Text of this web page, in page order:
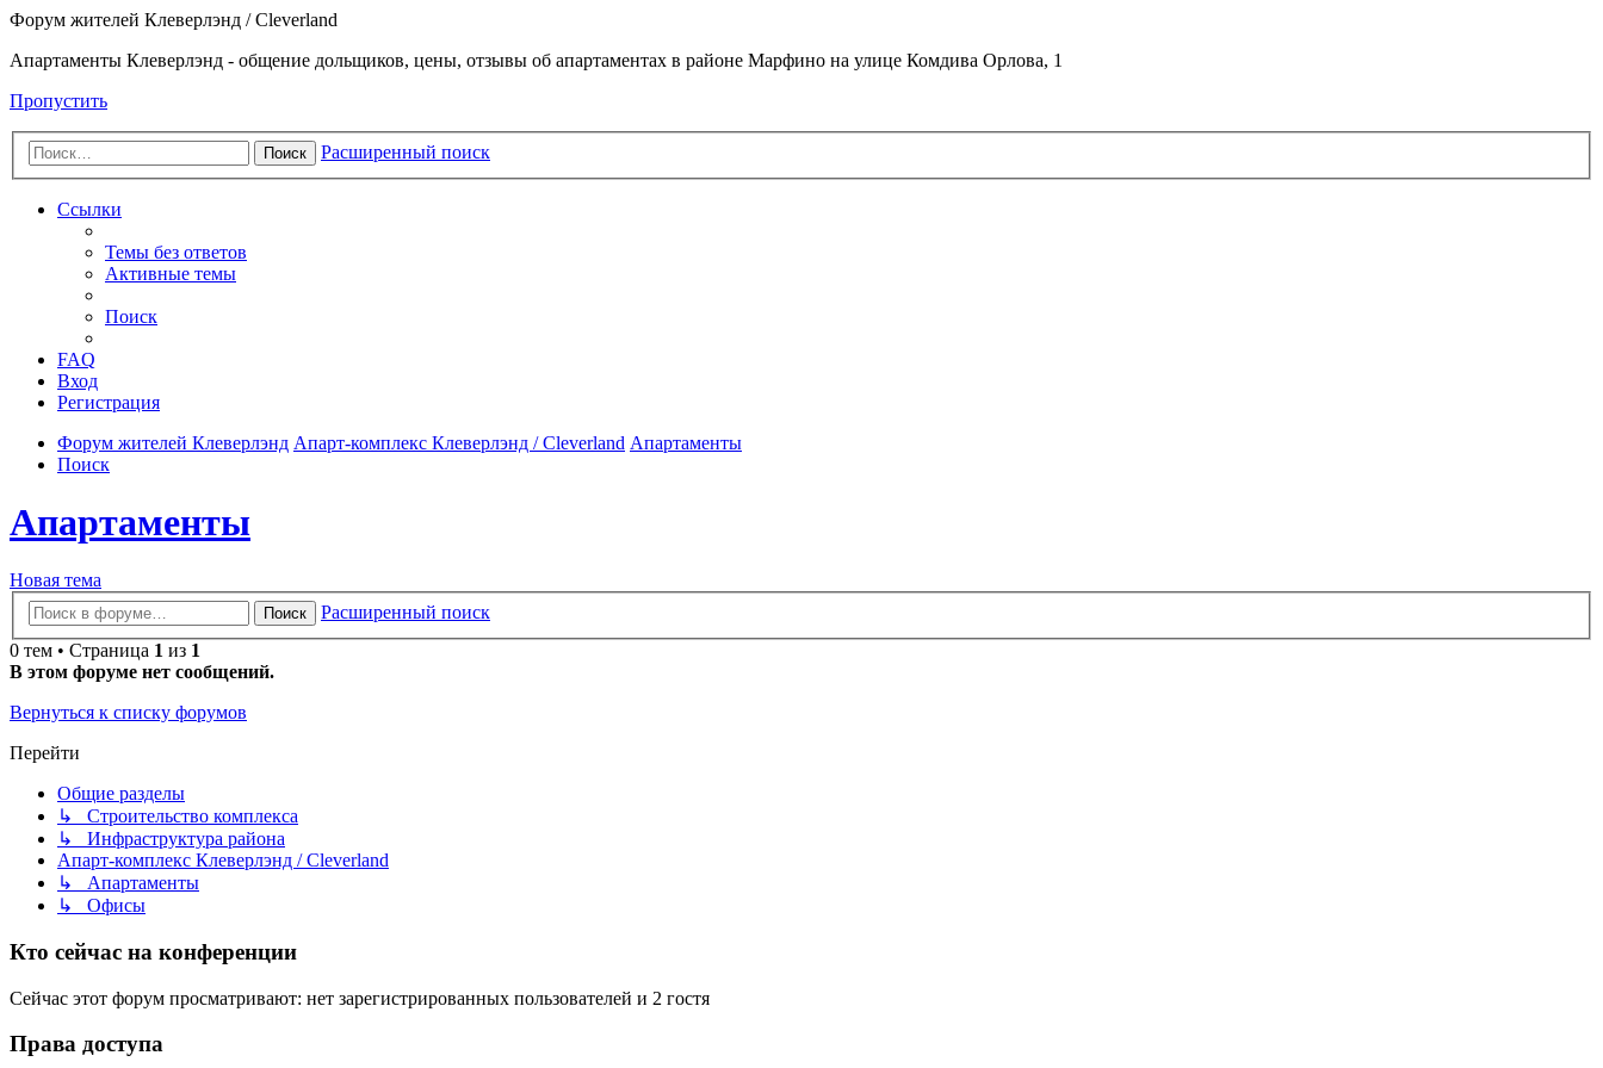
Форум жителей Клеверлэнд / Cleverland
Апартаменты Клеверлэнд - общение дольщиков, цены, отзывы об апартаментах в районе Марфино на улице Комдива Орлова, 1
Пропустить
Поиск Расширенный поиск
Ссылки
Темы без ответов
Активные темы
Поиск
FAQ
Вход
Регистрация
Форум жителей Клеверлэнд Апарт-комплекс Клеверлэнд / Cleverland Апартаменты
Поиск
Апартаменты
Новая тема
Поиск
Расширенный поиск
0 тем • Страница 1 из 1
В этом форуме нет сообщений.
Вернуться к списку форумов
Перейти
Общие разделы
↳ Строительство комплекса
↳ Инфраструктура района
Апарт-комплекс Клеверлэнд / Cleverland
↳ Апартаменты
↳ Офисы
Кто сейчас на конференции
Сейчас этот форум просматривают: нет зарегистрированных пользователей и 2 гостя
Права доступа